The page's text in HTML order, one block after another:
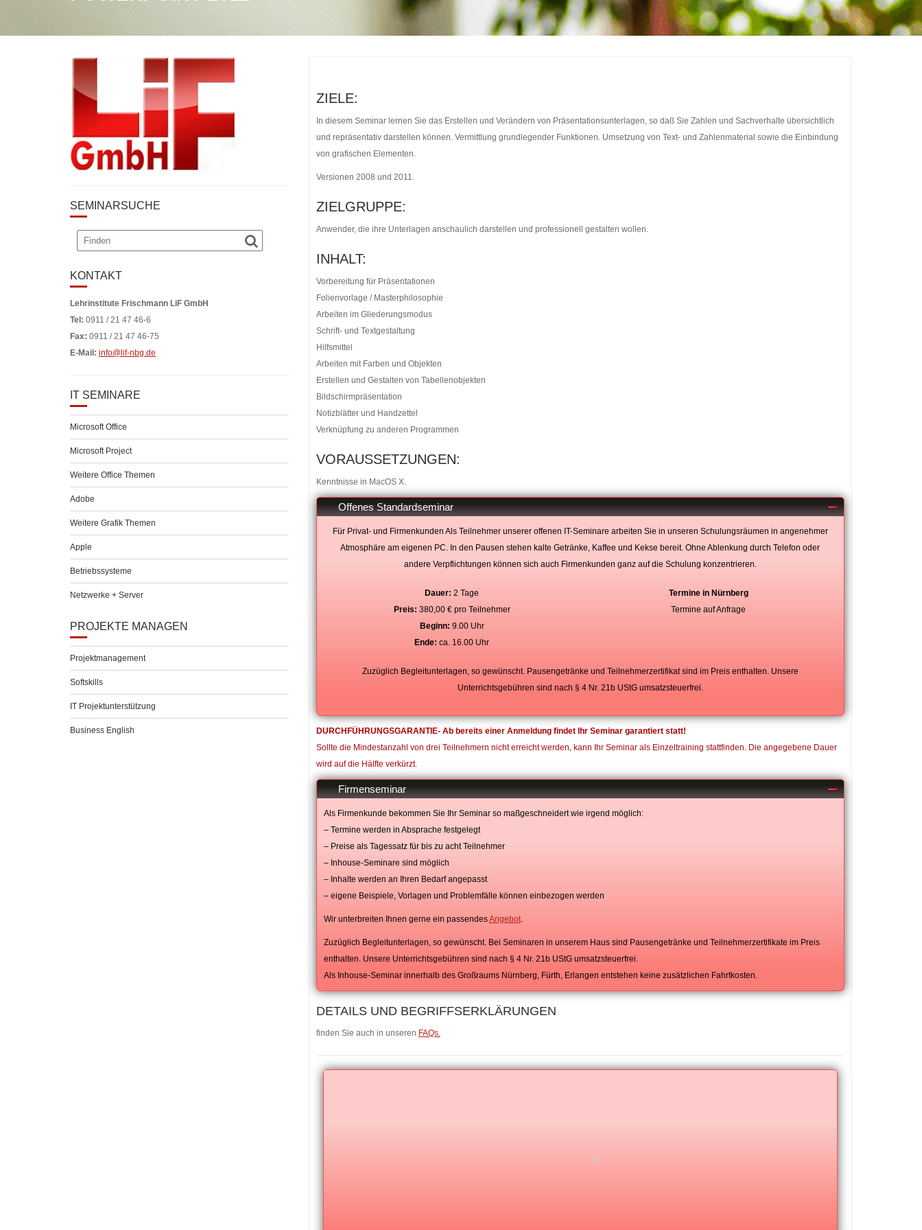
ZIELE:
In diesem Seminar lernen Sie das Erstellen und Verändern von Präsentationsunterlagen, so daß Sie Zahlen und Sachverhalte übersichtlich
und repräsentativ darstellen können. Vermittlung grundlegender Funktionen. Umsetzung von Text- und Zahlenmaterial sowie die Einbindung
von grafischen Elementen.
Versionen 2008 und 2011.
ZIELGRUPPE:
Anwender, die ihre Unterlagen anschaulich darstellen und professionell gestalten wollen.
INHALT:
Vorbereitung für Präsentationen
Folienvorlage / Masterphilosophie
Arbeiten im Gliederungsmodus
Schrift- und Textgestaltung
Hilfsmittel
Arbeiten mit Farben und Objekten
Erstellen und Gestalten von Tabellenobjekten
Bildschirmpräsentation
Notizblätter und Handzettel
Verknüpfung zu anderen Programmen
VORAUSSETZUNGEN:
Kenntnisse in MacOS X.
Offenes Standardseminar
Für Privat- und Firmenkunden Als Teilnehmer unserer offenen IT-Seminare arbeiten Sie in unseren Schulungsräumen in angenehmer
Atmosphäre am eigenen PC. In den Pausen stehen kalte Getränke, Kaffee und Kekse bereit. Ohne Ablenkung durch Telefon oder
andere Verpflichtungen können sich auch Firmenkunden ganz auf die Schulung konzentrieren.
Dauer: 2 Tage
Preis: 380,00 € pro Teilnehmer
Beginn: 9.00 Uhr
Ende: ca. 16.00 Uhr
Termine in Nürnberg
Termine auf Anfrage
Zuzüglich Begleitunterlagen, so gewünscht. Pausengetränke und Teilnehmerzertifikat sind im Preis enthalten. Unsere
Unterrichtsgebühren sind nach § 4 Nr. 21b UStG umsatzsteuerfrei.
DURCHFÜHRUNGSGARANTIE- Ab bereits einer Anmeldung findet Ihr Seminar garantiert statt!
Sollte die Mindestanzahl von drei Teilnehmern nicht erreicht werden, kann Ihr Seminar als Einzeltraining stattfinden. Die angegebene Dauer
wird auf die Hälfte verkürzt.
Firmenseminar
Als Firmenkunde bekommen Sie Ihr Seminar so maßgeschneidert wie irgend möglich:
– Termine werden in Absprache festgelegt
– Preise als Tagessatz für bis zu acht Teilnehmer
– Inhouse-Seminare sind möglich
– Inhalte werden an Ihren Bedarf angepasst
– eigene Beispiele, Vorlagen und Problemfälle können einbezogen werden
Wir unterbreiten Ihnen gerne ein passendesAngebot.
Zuzüglich Begleitunterlagen, so gewünscht. Bei Seminaren in unserem Haus sind Pausengetränke und Teilnehmerzertifikate im Preis
enthalten. Unsere Unterrichtsgebühren sind nach § 4 Nr. 21b UStG umsatzsteuerfrei.
Als Inhouse-Seminar innerhalb des Großraums Nürnberg, Fürth, Erlangen entstehen keine zusätzlichen Fahrtkosten.
DETAILS UND BEGRIFFSERKLÄRUNGEN
finden Sie auch in unseren FAQs.
SEMINARSUCHE
KONTAKT
Lehrinstitute Frischmann LiF GmbH
Tel: 0911 / 21 47 46-6
Fax: 0911 / 21 47 46-75
E-Mail: info@lif-nbg.de
IT SEMINARE
Microsoft Office
Microsoft Project
Weitere Office Themen
Adobe
Weitere Grafik Themen
Apple
Betriebssysteme
Netzwerke + Server
PROJEKTE MANAGEN
Projektmanagement
Softskills
IT Projektunterstützung
Business English